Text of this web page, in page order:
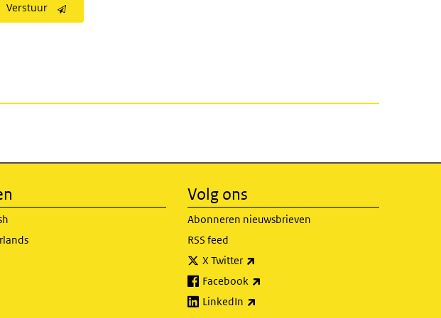
Verstuur
Volg ons
Abonneren nieuwsbrieven
RSS feed
X Twitter
Facebook
LinkedIn